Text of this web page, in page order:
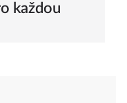
každou